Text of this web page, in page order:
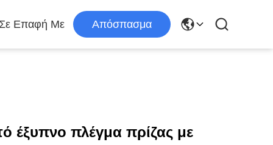
Επαφή Με Απόσπασμα
έξυπνο πλέγμα πρίζας με